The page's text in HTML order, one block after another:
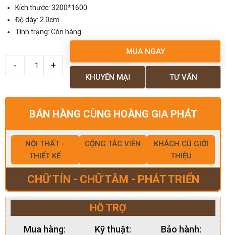
Kích thước: 3200*1600
Độ dày: 2.0cm
Tình trạng: Còn hàng
MUA NGAY
TƯ VẤN
KHUYẾN MẠI
BÁN HÀNG CÙNG HOÀNG GIA PHÁT
NỘI THẤT -
THIẾT KẾ
CỘNG TÁC VIÊN
KHÁCH CŨ GIỚI
THIỆU
CHỮ TÍN - CHỮ TÂM - PHÁT TRIỂN
HỖ TRỢ
Mua hàng: Kỹ thuật: Bảo hành: